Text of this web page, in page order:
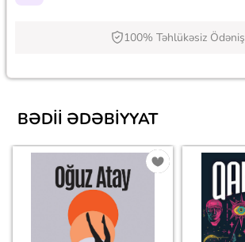
100% Təhlükəsiz Ödəniş
BƏDII ƏDƏBIYYAT